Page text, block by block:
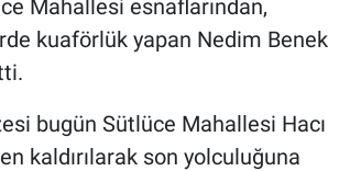
Mahallesi esnaflarından,
kuaförlük yapan Nedim Benek
bugün Sütlüce Mahallesi Hacı
kaldırılarak son yolculuğuna